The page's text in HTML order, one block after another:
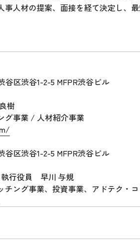
人材の提案、面接を経て決定し、
谷区渋谷1-2-5 MFPR渋谷ビル
樹
事業 / 人材紹介事業
谷区渋谷1-2-5 MFPR渋谷ビル
行役員 早川 与規
ング事業、投資事業、アドテク・